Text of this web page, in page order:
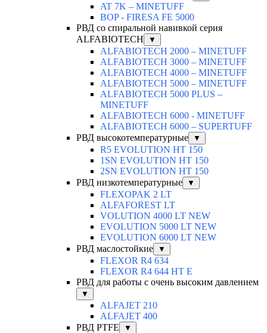
AT 7K – MINETUFF
BOP - FIRESA FE 5000
РВД со спиральной навивкой серия
ALFABIOTECH
▼
ALFABIOTECH 2000 – MINETUFF
ALFABIOTECH 3000 – MINETUFF
ALFABIOTECH 4000 – MINETUFF
ALFABIOTECH 5000 – MINETUFF
ALFABIOTECH 5000 PLUS –
MINETUFF
ALFABIOTECH 6000 - MINETUFF
ALFABIOTECH 6000 – SUPERTUFF
РВД высокотемпературные
▼
R5 EVOLUTION HT 150
1SN EVOLUTION HT 150
2SN EVOLUTION HT 150
РВД низкотемпературные
▼
FLEXOPAK 2 LT
ALFAFOREST LT
VOLUTION 4000 LT NEW
EVOLUTION 5000 LT NEW
EVOLUTION 6000 LT NEW
РВД маслостойкие
▼
FLEXOR R4 634
FLEXOR R4 644 HT E
РВД для работы с очень высоким давлением
▼
ALFAJET 210
ALFAJET 400
РВД PTFE
▼